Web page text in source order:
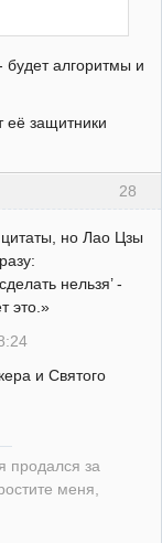
будет алгоритмы и
её защитники
28
но Лао Цзы
нельзя’ -
это.»
и Святого
продался за
меня,